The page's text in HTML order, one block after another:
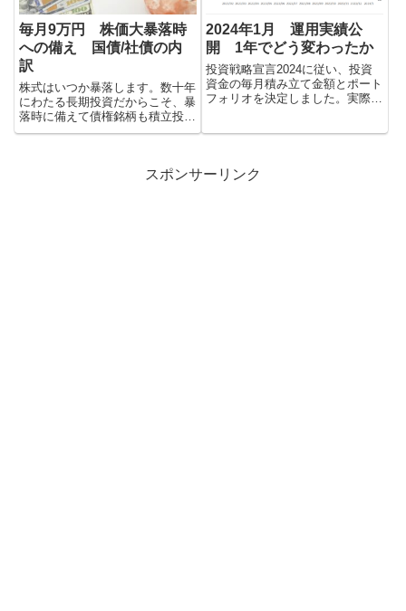
毎月9万円 株価大暴落時
への備え 国債/社債の内
訳
株式はいつか暴落します。数十年
にわたる長期投資だからこそ、暴
落時に備えて債権銘柄も積立投資
していく必要があり、その銘柄を
2024年1月 運用実績公
開 1年でどう変わったか
投資戦略宣言2024に従い、投資
資金の毎月積み立て金額とポート
フォリオを決定しました。実際の
スポンサーリンク